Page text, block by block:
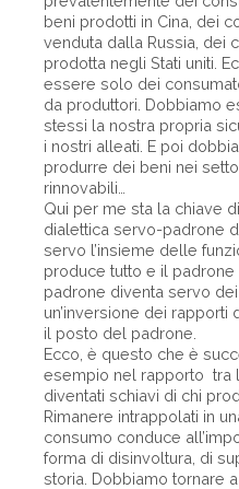
beni prodotti in Cina, dei
venduta dalla Russia, dei
prodotta negli Stati uniti.
essere solo dei
da produttori. Dobbiamo
stessi la nostra propria
i nostri alleati. E poi
produrre dei beni nei
rinnovabili…
Qui per me sta la chiave
dialettica servo-padrone
servo l’insieme delle
produce tutto e il padrone
padrone diventa servo
un’inversione dei
il posto del padrone.
Ecco, è questo che è
esempio nel rapporto tra
diventati schiavi di chi
Rimanere intrappolati in
consumo conduce
forma di disinvoltura, di
storia. Dobbiamo tornare